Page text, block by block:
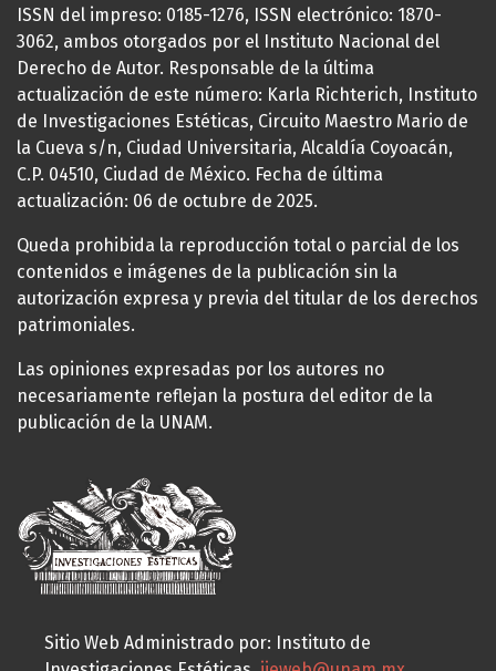
ISSN del impreso: 0185-1276, ISSN electrónico: 1870-
3062, ambos otorgados por el Instituto Nacional del
Derecho de Autor. Responsable de la última
actualización de este número: Karla Richterich, Instituto
de Investigaciones Estéticas, Circuito Maestro Mario de
la Cueva s/n, Ciudad Universitaria, Alcaldía Coyoacán,
C.P. 04510, Ciudad de México. Fecha de última
actualización: 06 de octubre de 2025.
Queda prohibida la reproducción total o parcial de los
contenidos e imágenes de la publicación sin la
autorización expresa y previa del titular de los derechos
patrimoniales.
Las opiniones expresadas por los autores no
necesariamente reflejan la postura del editor de la
publicación de la UNAM.
Sitio Web Administrado por: Instituto de